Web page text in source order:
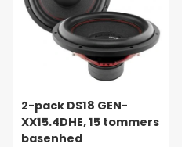
2-pack DS18 GEN-
XX15.4DHE, 15 tommers
basenhed